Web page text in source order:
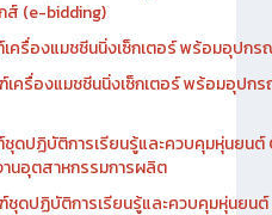
ห้องปฏิบัติการเรียนรู้สร้างสรรค์สื่อโ
ส์ (e-bidding)
ครื่องแมชชีนนิ่งเซ็กเตอร์ พร้อมอุปก
ครื่องแมชชีนนิ่งเซ็กเตอร์ พร้อมอุปก
ดปฏิบัติการเรียนรู้และควบคุมหุ่นยน
านอุตสาหกรรมการผลิต